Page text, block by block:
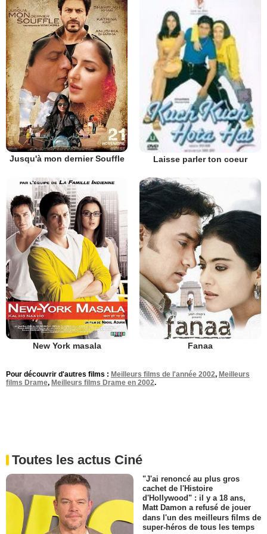
Jusqu'à mon dernier Souffle Laisse parler ton coeur
New York masala Fanaa
Pour découvrir d'autres films : Meilleurs films de l'année 2002, Meilleurs
films Drame, Meilleurs films Drame en 2002.
Toutes les actus Ciné
"J'ai renoncé au plus gros
cachet de l'Histoire
d'Hollywood" : il y a 18 ans,
Matt Damon a refusé de jouer
dans l'un des meilleurs films de
super-héros de tous les temps